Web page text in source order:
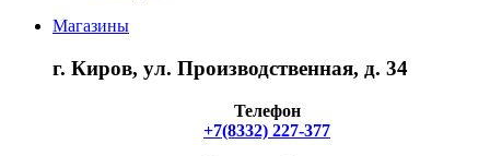
Магазины
г. Киров, ул. Производственная, д. 34
Телефон
+7(8332) 227-377